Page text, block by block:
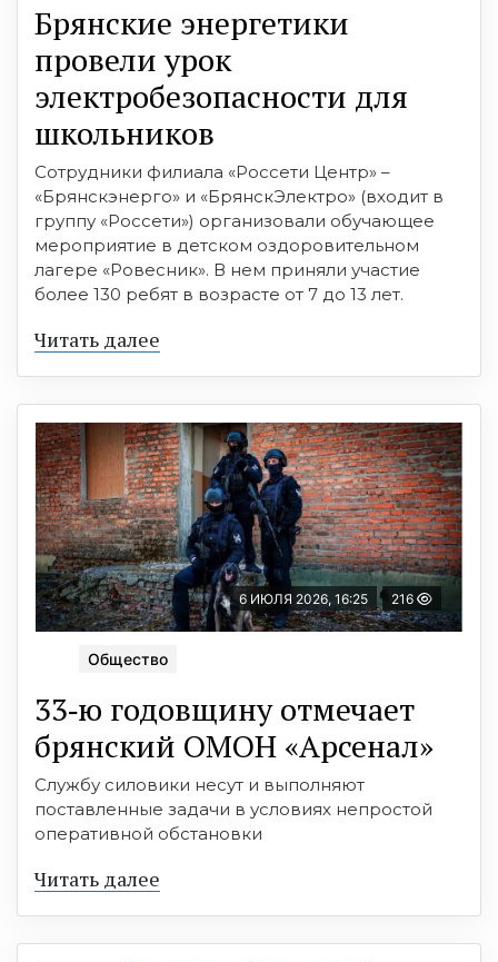
Брянские энергетики
провели урок
электробезопасности для
школьников
Сотрудники филиала «Россети Центр» –
«Брянскэнерго» и «БрянскЭлектро» (входит в
группу «Россети») организовали обучающее
мероприятие в детском оздоровительном
лагере «Ровесник». В нем приняли участие
более 130 ребят в возрасте от 7 до 13 лет.
Читать далее
6 ИЮЛЯ 2026, 16:25 216
Общество
33‑ю годовщину отмечает
брянский ОМОН «Арсенал»
Службу силовики несут и выполняют
поставленные задачи в условиях непростой
оперативной обстановки
Читать далее